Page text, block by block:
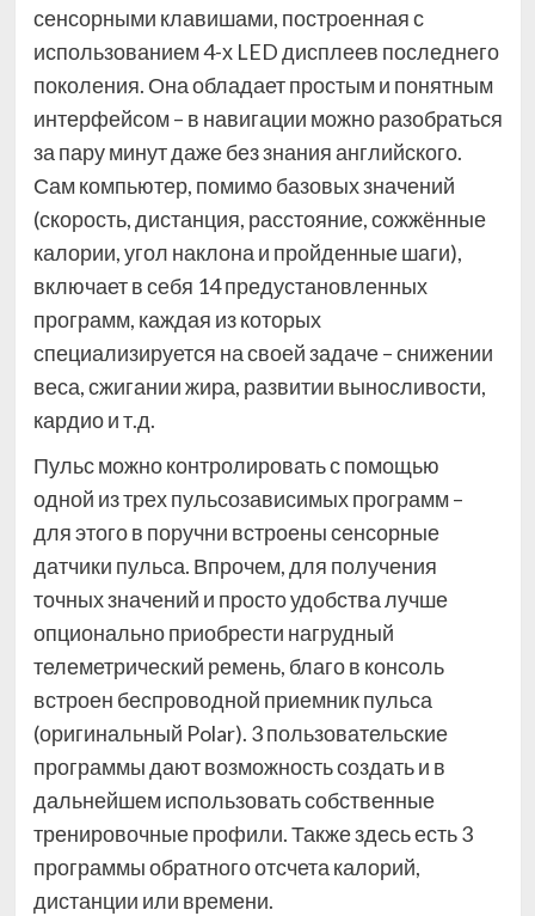
сенсорными клавишами, построенная с
использованием 4-х LED дисплеев последнего
поколения. Она обладает простым и понятным
интерфейсом – в навигации можно разобраться
за пару минут даже без знания английского.
Сам компьютер, помимо базовых значений
(скорость, дистанция, расстояние, сожжённые
калории, угол наклона и пройденные шаги),
включает в себя 14 предустановленных
программ, каждая из которых
специализируется на своей задаче – снижении
веса, сжигании жира, развитии выносливости,
кардио и т.д.
Пульс можно контролировать с помощью
одной из трех пульсозависимых программ –
для этого в поручни встроены сенсорные
датчики пульса. Впрочем, для получения
точных значений и просто удобства лучше
опционально приобрести нагрудный
телеметрический ремень, благо в консоль
встроен беспроводной приемник пульса
(оригинальный Polar). 3 пользовательские
программы дают возможность создать и в
дальнейшем использовать собственные
тренировочные профили. Также здесь есть 3
программы обратного отсчета калорий,
дистанции или времени.